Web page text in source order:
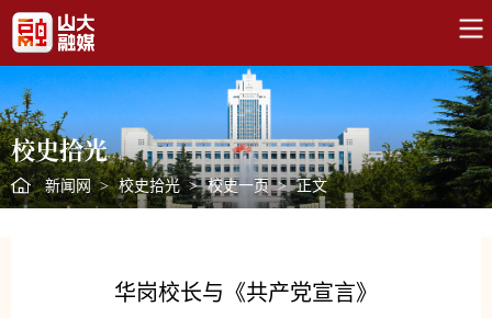
校史拾光
新闻网 > 校史拾光 > 校史一页 > 正文
华岗校长与《共产党宣言》